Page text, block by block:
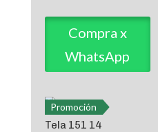
Compra x
WhatsApp
Promoción
Tela 151 14